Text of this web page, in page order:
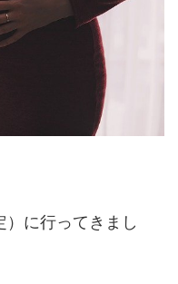
に行ってきまし